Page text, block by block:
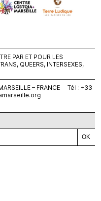
PAR ET POUR LES
QUEERS, INTERSEXES,
– FRANCE Tél : +33